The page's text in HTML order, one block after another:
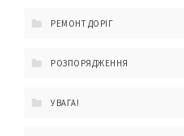
РЕМОНТ ДОРІГ
РОЗПОРЯДЖЕННЯ
УВАГА!